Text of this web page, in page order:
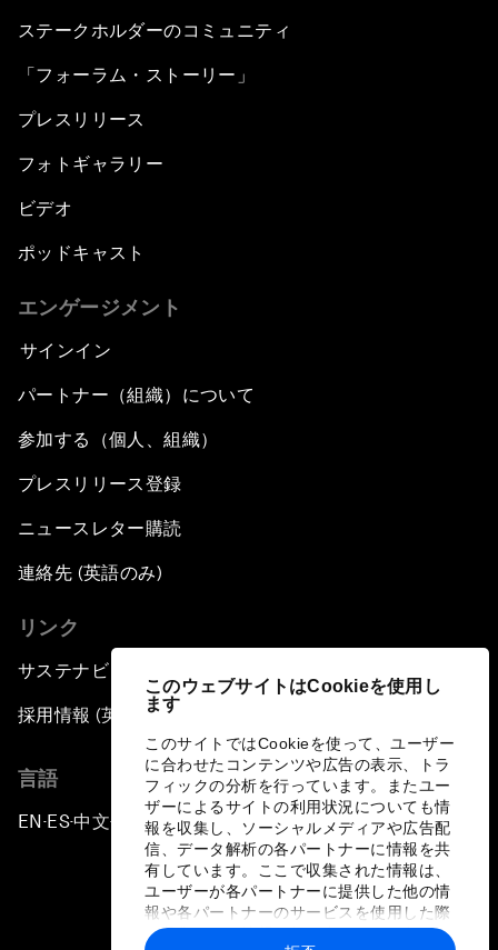
このウェブサイトはCookieを使用し
ます
このサイトではCookieを使って、ユーザー
に合わせたコンテンツや広告の表示、トラ
フィックの分析を行っています。またユー
ザーによるサイトの利用状況についても情
報を収集し、ソーシャルメディアや広告配
信、データ解析の各パートナーに情報を共
有しています。ここで収集された情報は、
ユーザーが各パートナーに提供した他の情
報や各パートナーのサービスを使用した際
に収集された情報と組み合わされ、各パー
ステークホルダーのコミュニティ
「フォーラム・ストーリー」
プレスリリース
フォトギャラリー
ビデオ
ポッドキャスト
エンゲージメント
サインイン
パートナー（組織）について
参加する（個人、組織）
プレスリリース登録
ニュースレター購読
連絡先 (英語のみ)
リンク
サステナビリティへの取り組み
採用情報 (英語のみ)
言語
EN ▪ ES▪中文▪ 日本語